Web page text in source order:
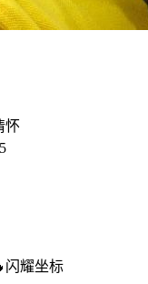
怀
闪耀坐标